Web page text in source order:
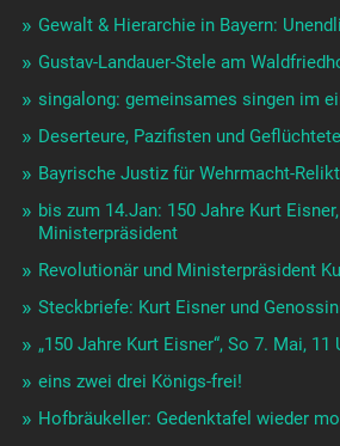
Gewalt & Hierarchie in Bayern:
Gustav-Landauer-Stele am
singalong: gemeinsames singen im
Deserteure, Pazifisten und
Bayrische Justiz für Wehrmacht-
bis zum 14.Jan: 150 Jahre Kurt
Ministerpräsident
Revolutionär und Ministerpräsident
Steckbriefe: Kurt Eisner und
„150 Jahre Kurt Eisner“, So 7. Mai, 11
eins zwei drei Königs-frei!
Hofbräukeller: Gedenktafel wieder